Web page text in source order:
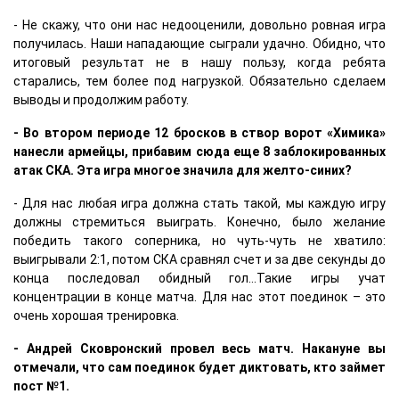
- Не скажу, что они нас недооценили, довольно ровная игра
получилась. Наши нападающие сыграли удачно. Обидно, что
итоговый результат не в нашу пользу, когда ребята
старались, тем более под нагрузкой. Обязательно сделаем
выводы и продолжим работу.
- Во втором периоде 12 бросков в створ ворот «Химика»
нанесли армейцы, прибавим сюда еще 8 заблокированных
атак СКА. Эта игра многое значила для желто-синих?
- Для нас любая игра должна стать такой, мы каждую игру
должны стремиться выиграть. Конечно, было желание
победить такого соперника, но чуть-чуть не хватило:
выигрывали 2:1, потом СКА сравнял счет и за две секунды до
конца последовал обидный гол…Такие игры учат
концентрации в конце матча. Для нас этот поединок – это
очень хорошая тренировка.
- Андрей Сковронский провел весь матч. Накануне вы
отмечали, что сам поединок будет диктовать, кто займет
пост №1.